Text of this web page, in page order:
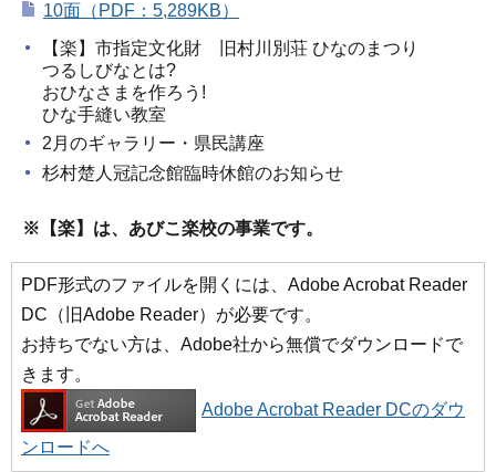
10面（PDF：5,289KB）
【楽】市指定文化財 旧村川別荘 ひなのまつり
つるしびなとは?
おひなさまを作ろう!
ひな手縫い教室
2月のギャラリー・県民講座
杉村楚人冠記念館臨時休館のお知らせ
※【楽】は、あびこ楽校の事業です。
PDF形式のファイルを開くには、Adobe Acrobat Reader
DC（旧Adobe Reader）が必要です。
お持ちでない方は、Adobe社から無償でダウンロードで
きます。
Adobe Acrobat Reader DCのダウ
ンロードへ